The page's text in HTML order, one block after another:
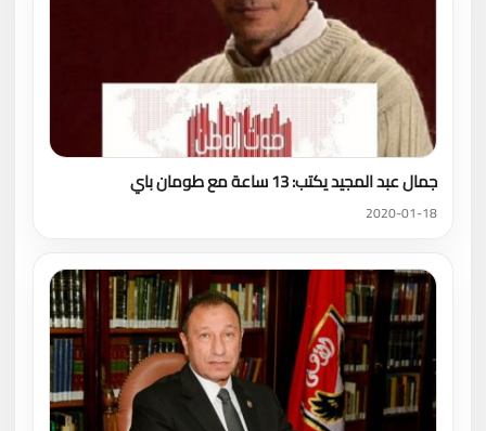
جمال عبد المجيد يكتب: 13 ساعة مع طومان باي
2020-01-18